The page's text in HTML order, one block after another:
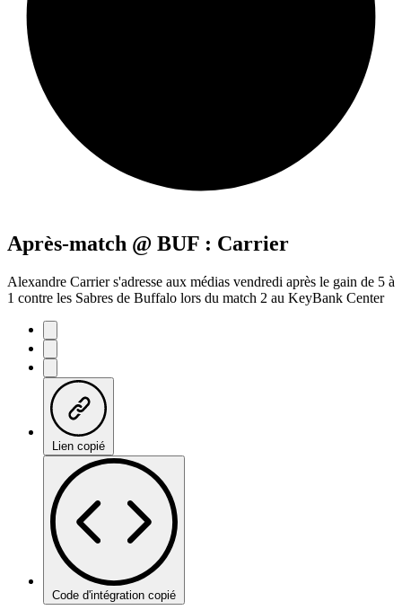
Après-match @ BUF : Carrier
Alexandre Carrier s'adresse aux médias vendredi après le gain de 5 à
1 contre les Sabres de Buffalo lors du match 2 au KeyBank Center
Lien copié
Code d'intégration copié